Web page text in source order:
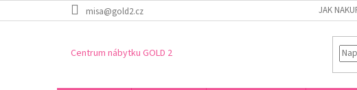
na
misa@gold2.cz JAK
Centrum nábytku GOLD 2